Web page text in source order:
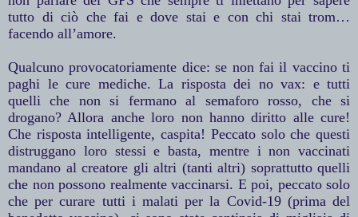
tutto di ciò che fai e dove stai e con chi stai trom…
facendo all’amore.
Qualcuno provocatoriamente dice: se non fai il vaccino ti
paghi le cure mediche. La risposta dei no vax: e tutti
quelli che non si fermano al semaforo rosso, che si
drogano? Allora anche loro non hanno diritto alle cure!
Che risposta intelligente, caspita! Peccato solo che questi
distruggano loro stessi e basta, mentre i non vaccinati
mandano al creatore gli altri (tanti altri) soprattutto quelli
che non possono realmente vaccinarsi. E poi, peccato solo
che per curare tutti i malati per la Covid-19 (prima del